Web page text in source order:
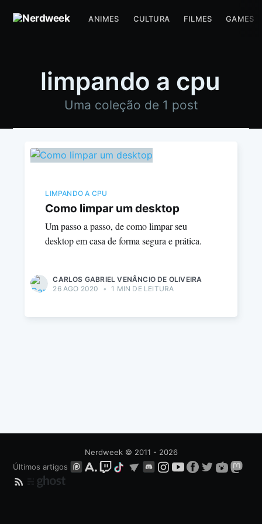
ANIMES CULTURA FILMES GAMES
limpando a cpu
Uma coleção de 1 post
LIMPANDO A CPU
Como limpar um desktop
Um passo a passo, de como limpar seu
desktop em casa de forma segura e prática.
CARLOS GABRIEL VENÂNCIO DE OLIVEIRA
26 AGO 2020
• 1 MIN DE LEITURA
Nerdweek© 2011 - 2026
Últimos artigos